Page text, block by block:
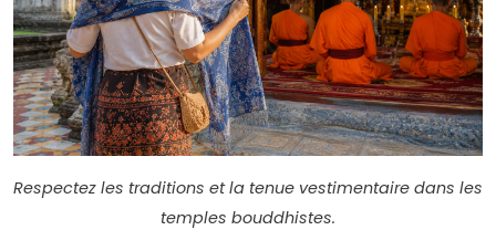
Respectez les traditions et la tenue vestimentaire dans les
temples bouddhistes.